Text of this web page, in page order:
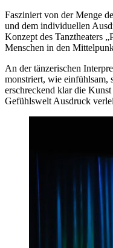
Fasziniert von der Menge
und dem individuellen
Konzept des Tanztheaters
Menschen in den
An der tänzerischen
mons­triert, wie einfühlsam,
erschreckend klar die
Gefühlswelt Ausdruck